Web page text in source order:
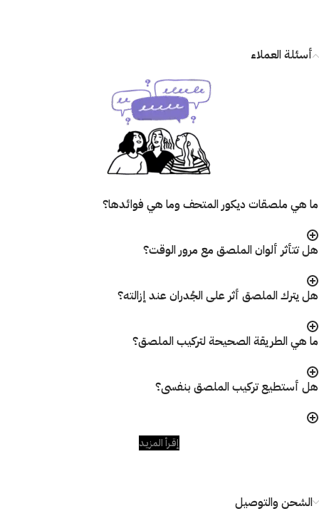
أسئلة العملاء
ما هي ملصقات ديكور المتحف وما هي فوائدها؟
هل تتأثر ألوان الملصق مع مرور الوقت؟
هل يترك الملصق أثر على الجُدران عند إزالته؟
ما هي الطريقة الصحيحة لتركيب الملصق؟
هل أستطيع تركيب الملصق بنفسى؟
إقـرأ المزيـد
الشحن والتوصيل